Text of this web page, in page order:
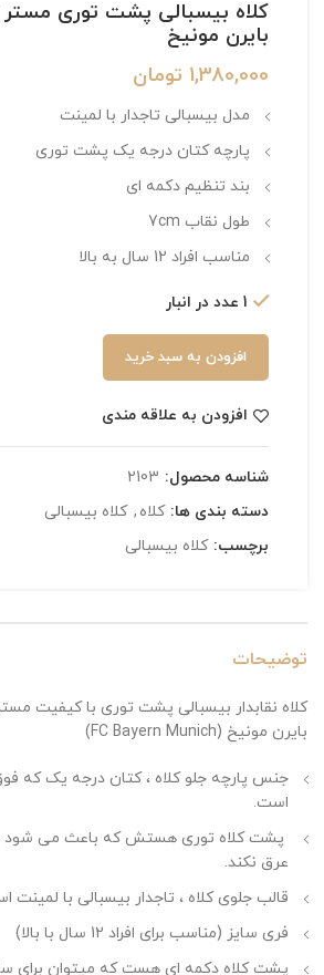
کلاه بیسبالی پشت توری مستر
بایرن مونیخ
1,380,000 تومان
مدل بیسبالی تاجدار با لمینت
پارچه کتان درجه یک پشت توری
بند تنظیم دکمه ای
طول نقاب 7cm
مناسب افراد 12 سال به بالا
1 عدد در انبار
افزودن به سبد خرید
افزودن به علاقه مندی
شناسه محصول: 2103
دسته بندی ها: کلاه , کلاه بیسبالی
برچسب: کلاه بیسبالی
توضیحات
کلاه نقابدار بیسبالی پشت توری با کیفیت
بایرن مونیخ (FC Bayern Munich)
جنس پارچه جلو کلاه ، کتان درجه یک که
است.
پشت کلاه توری هستش که باعث می شود
عرق نکند.
قالب جلوی کلاه ، تاجدار بیسبالی با لمینت
فری سایز (مناسب برای افراد 12 سال با بالا)
پشت کلاه دکمه ای هست که میتوان برای